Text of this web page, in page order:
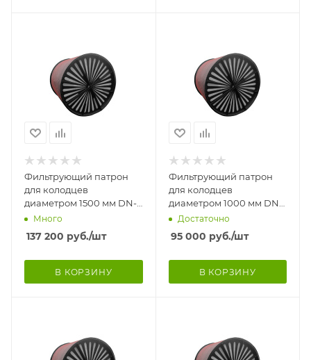
Фильтрующий патрон
для колодцев
диаметром 1500 мм DN-
1420 мм, Н-1200 мм.
Патрон комплектуется
полиме
Много
137 200 руб./шт
В КОРЗИНУ
Фильтрующий патрон
для колодцев
диаметром 1000 мм DN-
920 мм, Н-1800 мм.
Патрон комплектуется
полимер
Достаточно
95 000 руб./шт
В КОРЗИНУ